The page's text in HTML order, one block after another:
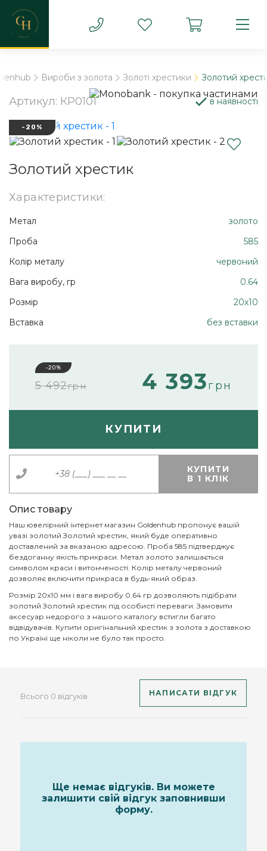
Вироби з золота Золоті хрестики Золотий
Золотий хрестик
-20%
Артикул: КР0101 в наявності
Характеристики:
Метал
золото
Проба
585
Колір металу
червоний
Вага виробу, гр
0.64
Розмір
20х10
Вставка
без вставки
-20%
5 492грн 4 393грн
КУПИТИ
КУПИТИ
В 1 КЛІК
Опис товару
Наш ювелірний інтернет магазин Goldenhub пропонує вашій
увазі золотий Золотий хрестик, який буде оперативно
доставлений за вказаною адресою. Проба 585 підтверджує
бездоганну якість прикраси. Метал золото залишається
символом краси і витонченості. Колір металу червоний
дозволяє включити прикраса в будь-який образ.
Розмір 20х10 мм і вага виробу 0.64 гр дозволяють підібрати
золотий Золотий хрестик під особисті переваги. Замовити
аксесуар недорого з нашого каталогу встигли багато
відвідувачів. Купити оригінальний хрестик з золота з доставкою
по Україні ще ніколи не було так просто.
Всього 0 відгуків НАПИСАТИ ВІДГУК
Ще немає відгуків. Ви можете
залишити свій відгук заповнивши
форму.